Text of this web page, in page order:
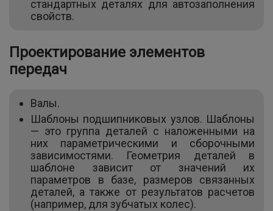
стандартных деталях для автозаполнения
свойств.
Проектирование элементов
передач
Валы.
Шаблоны подшипниковых узлов. Шаблоны
— это группа деталей с наложенными на
них параметрическими и сборочными
зависимостями. Геометрия деталей в
шаблоне зависит от значений их
параметров в базе, размеров связанных
деталей, а также от результатов расчетов
(например, для зубчатых колес).